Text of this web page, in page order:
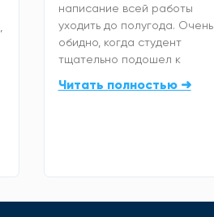
написание всей работы
уходить до полугода. Очень
обидно, когда студент
тщательно подошел к
Читать полностью ➜